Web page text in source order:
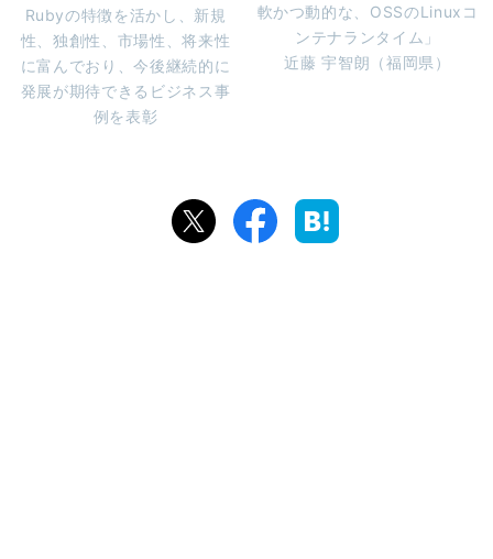
Rubyの特徴を活かし、新規
性、独創性、市場性、将来性
に富んでおり、今後継続的に
発展が期待できるビジネス事
例を表彰
軟かつ動的な、OSSのLinuxコ
ンテナランタイム」
近藤 宇智朗（福岡県）